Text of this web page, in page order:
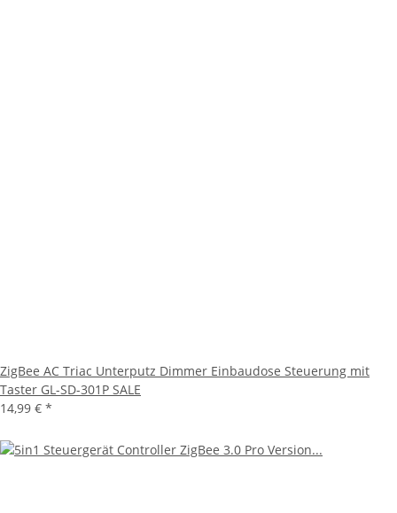
ZigBee AC Triac Unterputz Dimmer Einbaudose Steuerung mit
Taster GL-SD-301P SALE
14,99 € *